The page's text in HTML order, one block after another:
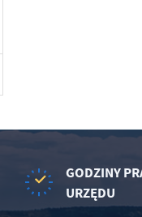
GODZINY
URZĘDU